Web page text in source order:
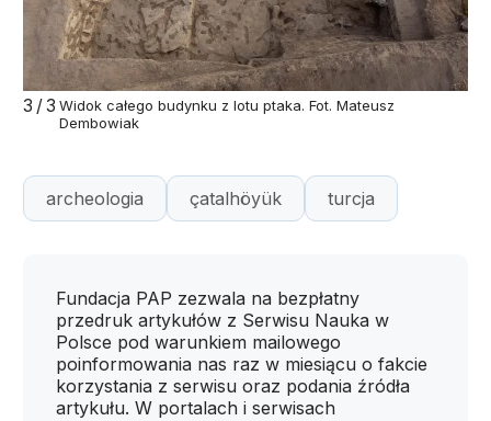
3/3 Widok całego budynku z lotu ptaka. Fot. Mateusz
Dembowiak
archeologia çatalhöyük turcja
Fundacja PAP zezwala na bezpłatny
przedruk artykułów z Serwisu Nauka w
Polsce pod warunkiem mailowego
poinformowania nas raz w miesiącu o fakcie
korzystania z serwisu oraz podania źródła
artykułu. W portalach i serwisach